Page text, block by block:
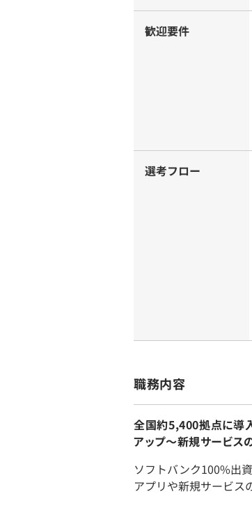
歓迎要件
選考フロー
職務内容
全国約5,400拠点に導
アップ〜新規サービス
ソフトバンク100%出
アプリや新規サービス